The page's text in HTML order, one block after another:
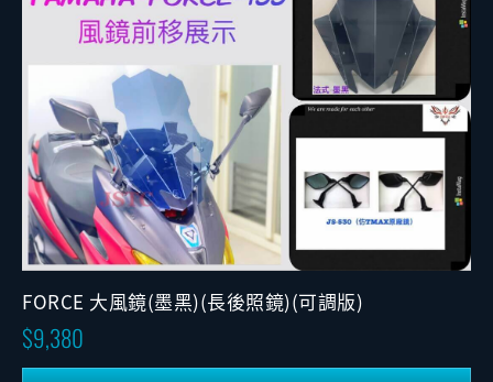
FORCE 大風鏡(墨黑)(長後照鏡)(可調版)
9,380